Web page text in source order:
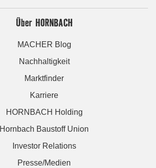
Über HORNBACH
MACHER Blog
Nachhaltigkeit
Marktfinder
Karriere
HORNBACH Holding
Hornbach Baustoff Union
Investor Relations
Presse/Medien